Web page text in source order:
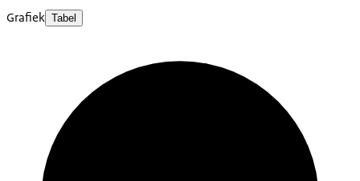
Grafiek Tabel